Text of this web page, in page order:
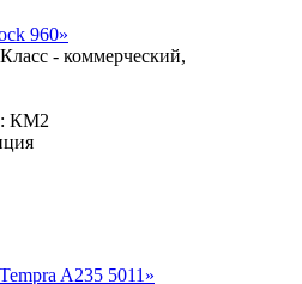
960»
- коммерческий,
КМ2